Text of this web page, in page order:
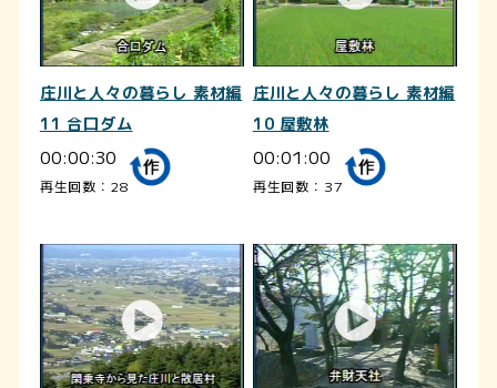
庄川と人々の暮らし 素材編
11 合口ダム
00:00:30
再生回数：28
庄川と人々の暮らし 素材編
10 屋敷林
00:01:00
再生回数：37